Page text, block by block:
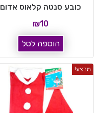
כובע סנטה קלאוס אדום
₪10
הוספה לסל
מבצע!